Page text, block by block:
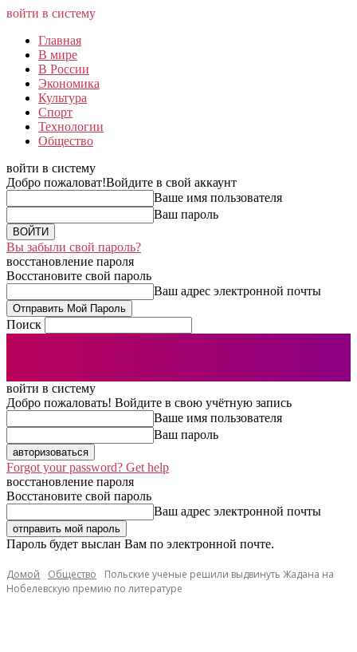
войти в систему
Главная
В мире
В России
Экономика
Культура
Спорт
Технологии
Общество
войти в систему
Добро пожаловат!Войдите в свой аккаунт
Ваше имя пользователя
Ваш пароль
Вы забыли свой пароль?
восстановление пароля
Восстановите свой пароль
Ваш адрес электронной почты
Поиск
войти в систему
Добро пожаловать! Войдите в свою учётную запись
Ваше имя пользователя
Ваш пароль
Forgot your password? Get help
восстановление пароля
Восстановите свой пароль
Ваш адрес электронной почты
Пароль будет выслан Вам по электронной почте.
Домой Общество
Польские ученые решили выдвинуть Жадана на
Нобелевскую премию по литературе